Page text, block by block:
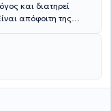
και διατηρεί
απόφοιτη της
Κλινική του Γενικού
στη
Νοσοκομείου
στην
συνέδρια για